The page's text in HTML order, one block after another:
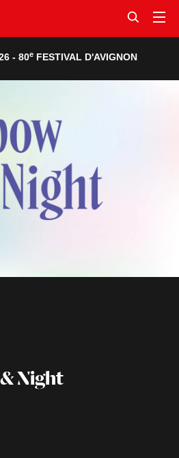
- 80eFESTIVAL D'AVIGNON
Night